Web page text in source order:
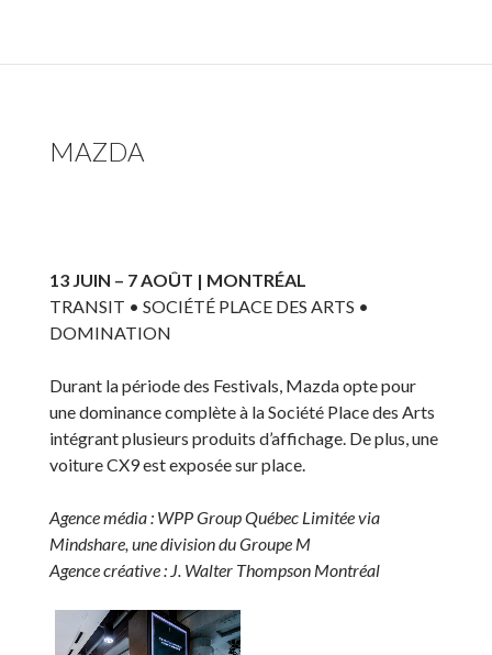
MAZDA
13 JUIN – 7 AOÛT | MONTRÉAL
TRANSIT • SOCIÉTÉ PLACE DES ARTS •
DOMINATION
Durant la période des Festivals, Mazda opte pour
une dominance complète à la Société Place des Arts
intégrant plusieurs produits d’affichage. De plus, une
voiture CX9 est exposée sur place.
Agence média : WPP Group Québec Limitée via
Mindshare, une division du Groupe M
Agence créative : J. Walter Thompson Montréal